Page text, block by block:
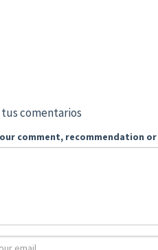
tus comentarios
comment, recommendation